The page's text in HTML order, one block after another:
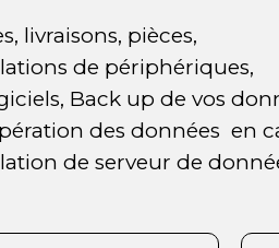
livraisons, pièces,
de périphériques,
Back up de vos
des données en
de serveur de